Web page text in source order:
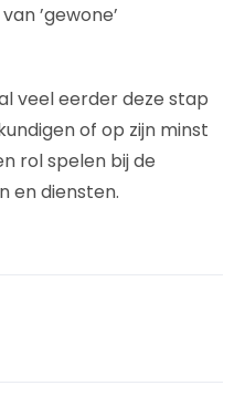
’gewone’
veel eerder deze stap
of op zijn minst
rol spelen bij de
en diensten.